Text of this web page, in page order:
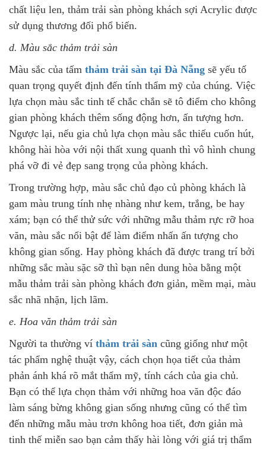
chất liệu len, thảm trải sàn phòng khách sợi Acrylic được
sử dụng thương đối phổ biến.
d. Màu sắc thảm trải sàn
Màu sắc của tấm thảm trải sàn tại Đà Nẵng sẽ yếu tố
quan trọng quyết định đến tính thẩm mỹ của chúng. Việc
lựa chọn màu sắc tinh tế chắc chắn sẽ tô điểm cho không
gian phòng khách thêm sống động hơn, ấn tượng hơn.
Ngược lại, nếu gia chủ lựa chọn màu sắc thiếu cuốn hút,
không hài hòa với nội thất xung quanh thì vô hình chung
phá vỡ đi vẻ đẹp sang trọng của phòng khách.
Trong trường hợp, màu sắc chủ đạo củ phòng khách là
gam màu trung tính nhẹ nhàng như kem, trắng, be hay
xám; bạn có thể thử sức với những mẫu thảm rực rỡ hoa
văn, màu sắc nổi bật để làm điểm nhấn ấn tượng cho
không gian sống. Hay phòng khách đã được trang trí bởi
những sắc màu sặc sỡ thì bạn nên dung hòa bằng một
mẫu thảm trải sàn phòng khách đơn giản, mềm mại, màu
sắc nhã nhặn, lịch lãm.
e. Hoa văn thảm trải sàn
Người ta thường ví thảm trải sàn cũng giống như một
tác phẩm nghệ thuật vậy, cách chọn họa tiết của thảm
phản ánh khá rõ mắt thẩm mỹ, tính cách của gia chủ.
Bạn có thể lựa chọn thảm với những hoa văn độc đáo
làm sáng bừng không gian sống nhưng cũng có thể tìm
đến những mẫu màu trơn không hoa tiết, đơn giản mà
tinh thế miễn sao bạn cảm thấy hài lòng với giá trị thẩm